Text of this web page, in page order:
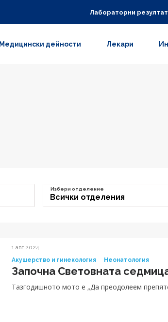
Лабораторни
Медицински дейности Лекари
Всички отделения
Избери отделение
1 авг 2024
Акушерство и гинекология
Неонатология
Започна Световната
Тазгодишното мото е „Да преодолеем